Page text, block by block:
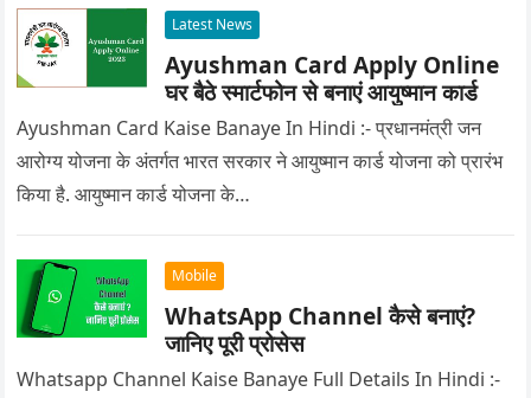
Latest News
Ayushman Card Apply Online
घर बैठे स्मार्टफोन से बनाएं आयुष्मान कार्ड
Ayushman Card Kaise Banaye In Hindi :- प्रधानमंत्री जन
आरोग्य योजना के अंतर्गत भारत सरकार ने आयुष्मान कार्ड योजना को प्रारंभ
किया है. आयुष्मान कार्ड योजना के…
Mobile
WhatsApp Channel कैसे बनाएं?
जानिए पूरी प्रोसेस
Whatsapp Channel Kaise Banaye Full Details In Hindi :-